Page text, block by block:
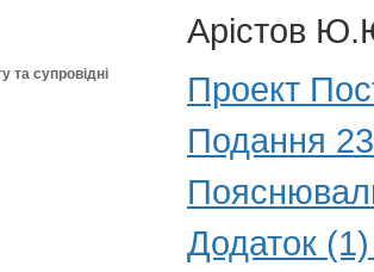
Арістов
та супровідні
Проект
Подання
Додаток